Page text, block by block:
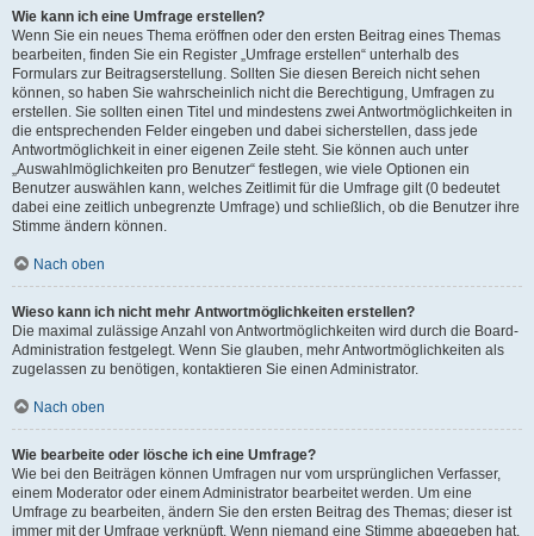
Wie kann ich eine Umfrage erstellen?
Wenn Sie ein neues Thema eröffnen oder den ersten Beitrag eines Themas
bearbeiten, finden Sie ein Register „Umfrage erstellen“ unterhalb des
Formulars zur Beitragserstellung. Sollten Sie diesen Bereich nicht sehen
können, so haben Sie wahrscheinlich nicht die Berechtigung, Umfragen zu
erstellen. Sie sollten einen Titel und mindestens zwei Antwortmöglichkeiten in
die entsprechenden Felder eingeben und dabei sicherstellen, dass jede
Antwortmöglichkeit in einer eigenen Zeile steht. Sie können auch unter
„Auswahlmöglichkeiten pro Benutzer“ festlegen, wie viele Optionen ein
Benutzer auswählen kann, welches Zeitlimit für die Umfrage gilt (0 bedeutet
dabei eine zeitlich unbegrenzte Umfrage) und schließlich, ob die Benutzer ihre
Stimme ändern können.
Nach oben
Wieso kann ich nicht mehr Antwortmöglichkeiten erstellen?
Die maximal zulässige Anzahl von Antwortmöglichkeiten wird durch die Board-
Administration festgelegt. Wenn Sie glauben, mehr Antwortmöglichkeiten als
zugelassen zu benötigen, kontaktieren Sie einen Administrator.
Nach oben
Wie bearbeite oder lösche ich eine Umfrage?
Wie bei den Beiträgen können Umfragen nur vom ursprünglichen Verfasser,
einem Moderator oder einem Administrator bearbeitet werden. Um eine
Umfrage zu bearbeiten, ändern Sie den ersten Beitrag des Themas; dieser ist
immer mit der Umfrage verknüpft. Wenn niemand eine Stimme abgegeben hat,